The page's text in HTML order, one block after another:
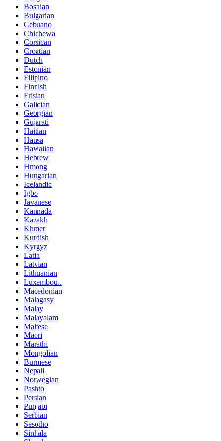
Bosnian
Bulgarian
Cebuano
Chichewa
Corsican
Croatian
Dutch
Estonian
Filipino
Finnish
Frisian
Galician
Georgian
Gujarati
Haitian
Hausa
Hawaiian
Hebrew
Hmong
Hungarian
Icelandic
Igbo
Javanese
Kannada
Kazakh
Khmer
Kurdish
Kyrgyz
Latin
Latvian
Lithuanian
Luxembou..
Macedonian
Malagasy
Malay
Malayalam
Maltese
Maori
Marathi
Mongolian
Burmese
Nepali
Norwegian
Pashto
Persian
Punjabi
Serbian
Sesotho
Sinhala